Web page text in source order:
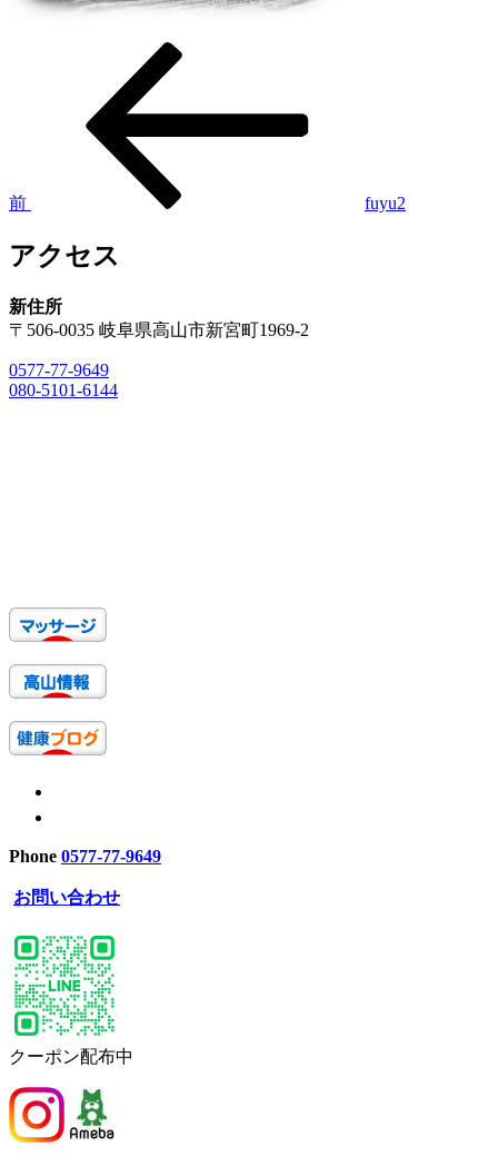
ゲ
シ
ョ
ン
前 fuyu2
アクセス
新住所
〒506-0035 岐阜県高山市新宮町1969-2
0577-77-9649
080-5101-6144
Phone 0577-77-9649
お問い合わせ
クーポン配布中